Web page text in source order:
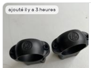
ajouté il y a 3 heures